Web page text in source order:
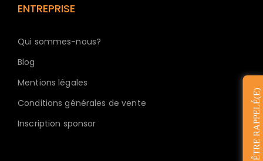
ENTREPRISE
Qui sommes-nous?
Blog
Mentions légales
Conditions générales de vente
Inscription sponsor
ÊTRE RAPPELÉ(E)